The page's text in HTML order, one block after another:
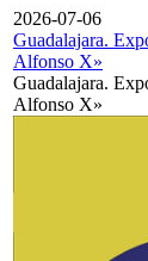
2026-07-06
Guadalajara.
Alfonso X»
Guadalajara.
Alfonso X»